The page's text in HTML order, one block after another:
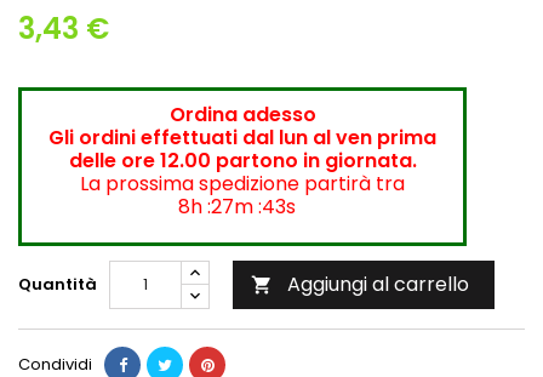
3,43 €
Ordina adesso
Gli ordini effettuati dal lun al ven prima
delle ore 12.00 partono in giornata.
La prossima spedizione partirà tra
8h :27m :43s
Quantità  Aggiungi al carrello
Condividi